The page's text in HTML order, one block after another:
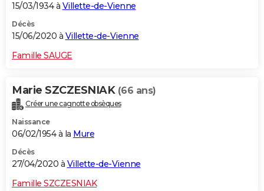
15/03/1934 à Villette-de-Vienne
Décès
15/06/2020 à Villette-de-Vienne
Famille SAUGE
Marie SZCZESNIAK (66 ans)
Créer une cagnotte obsèques
Naissance
06/02/1954 à la Mure
Décès
27/04/2020 à Villette-de-Vienne
Famille SZCZESNIAK